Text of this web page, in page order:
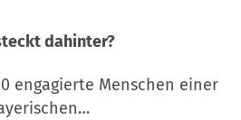
dahinter?
engagierte Menschen einer